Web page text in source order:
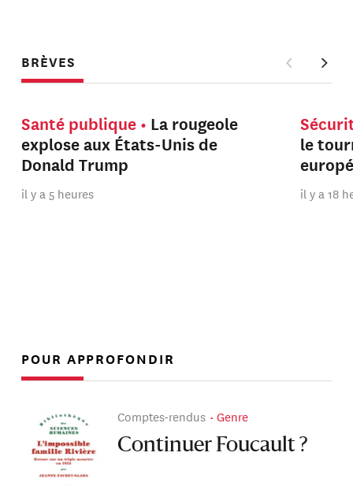
BRÈVES
Santé publique
La rougeole
explose aux États-Unis de
Donald Trump
il y a 5 heures
le
il y a 18
POUR APPROFONDIR
Comptes-rendus Genre
Continuer Foucault ?